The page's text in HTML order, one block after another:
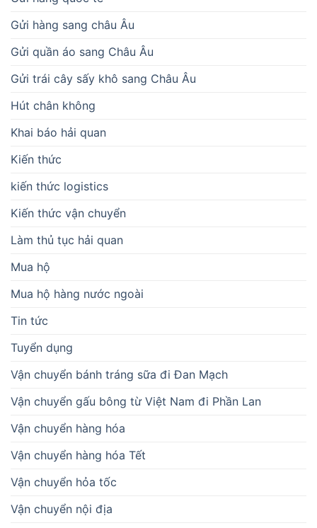
Gửi hàng sang châu Âu
Gửi quần áo sang Châu Âu
Gửi trái cây sấy khô sang Châu Âu
Hút chân không
Khai báo hải quan
Kiến thức
kiến thức logistics
Kiến thức vận chuyển
Làm thủ tục hải quan
Mua hộ
Mua hộ hàng nước ngoài
Tin tức
Tuyển dụng
Vận chuyển bánh tráng sữa đi Đan Mạch
Vận chuyển gấu bông từ Việt Nam đi Phần Lan
Vận chuyển hàng hóa
Vận chuyển hàng hóa Tết
Vận chuyển hỏa tốc
Vận chuyển nội địa